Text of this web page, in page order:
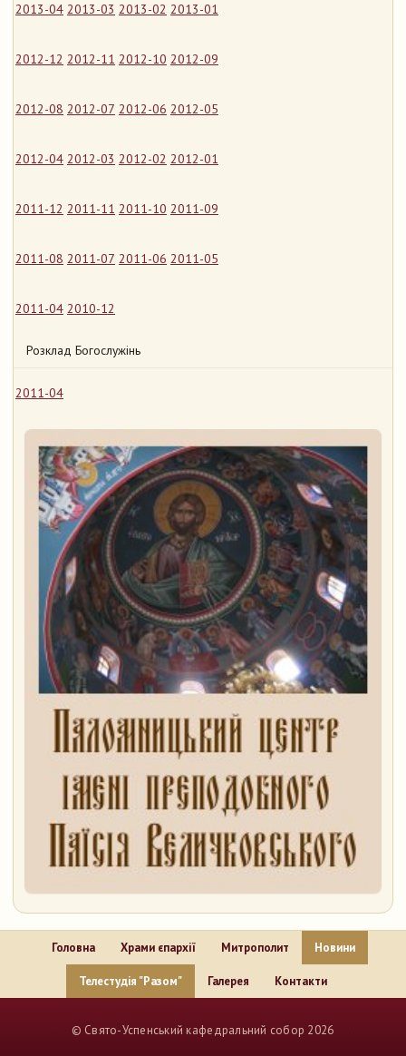
2013-04 2013-03 2013-02 2013-01
2012-12 2012-11 2012-10 2012-09
2012-08 2012-07 2012-06 2012-05
2012-04 2012-03 2012-02 2012-01
2011-12 2011-11 2011-10 2011-09
2011-08 2011-07 2011-06 2011-05
2011-04 2010-12
Розклад Богослужінь
2011-04
Головна Храми єпархії Митрополит Новини
Телестудія "Разом" Галерея Контакти
© Свято-Успенський кафедральний собор 2026